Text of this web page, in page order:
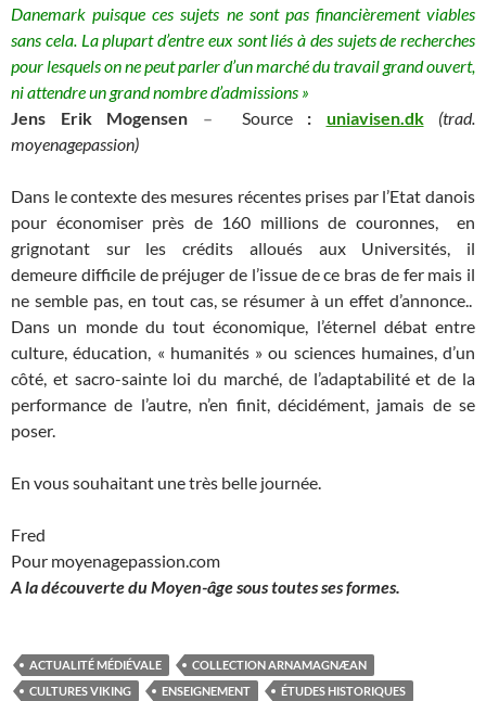
Danemark puisque ces sujets ne sont pas financièrement viables
sans cela. La plupart d’entre eux sont liés à des sujets de recherches
pour lesquels on ne peut parler d’un marché du travail grand ouvert,
ni attendre un grand nombre d’admissions »
Jens Erik Mogensen – Source: uniavisen.dk
(trad.
moyenagepassion)
Dans le contexte des mesures récentes prises par l’Etat danois
pour économiser près de 160 millions de couronnes, en
grignotant sur les crédits alloués aux Universités, il
demeure difficile de préjuger de l’issue de ce bras de fer mais il
ne semble pas, en tout cas, se résumer à un effet d’annonce..
Dans un monde du tout économique, l’éternel débat entre
culture, éducation, « humanités » ou sciences humaines, d’un
côté, et sacro-sainte loi du marché, de l’adaptabilité et de la
performance de l’autre, n’en finit, décidément, jamais de se
poser.
En vous souhaitant une très belle journée.
Fred
Pour moyenagepassion.com
A la découverte du Moyen-âge sous toutes ses formes.
ACTUALITÉ MÉDIÉVALE
COLLECTION ARNAMAGNÆAN
CULTURES VIKING
ENSEIGNEMENT
ÉTUDES HISTORIQUES